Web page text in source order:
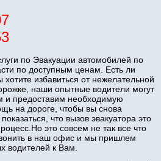
по Эвакуации автомобилей по
по доступным ценам. Есть ли
избавиться от нежелательной
наши опытные водители могут
предоставим необходимую
на дороге, чтобы вы снова
что вызов эвакуатора это
это совсем не так все что
в наш офис и мы пришлем
водителей к Вам.